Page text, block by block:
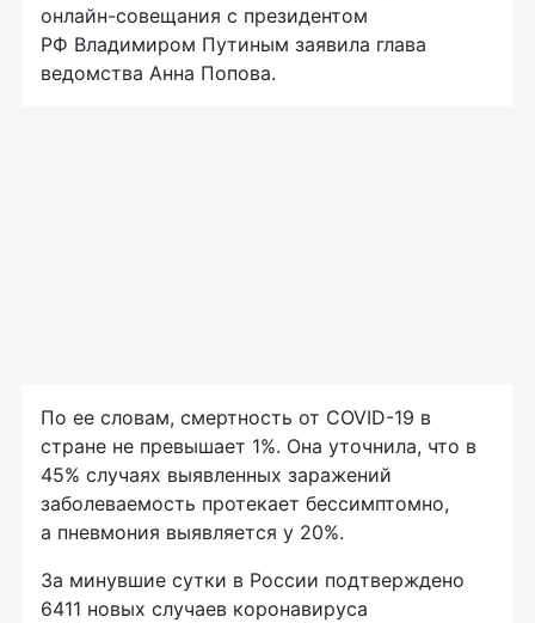
онлайн-совещания с президентом
РФ Владимиром Путиным заявила глава
ведомства Анна Попова.
По ее словам, смертность от COVID-19 в
стране не превышает 1%. Она уточнила, что в
45% случаях выявленных заражений
заболеваемость протекает бессимптомно,
а пневмония выявляется у 20%.
За минувшие сутки в России подтверждено
6411 новых случаев коронавируса